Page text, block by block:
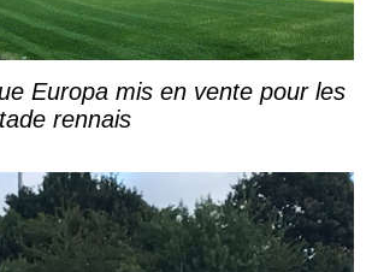
Europa mis en vente pour les
rennais